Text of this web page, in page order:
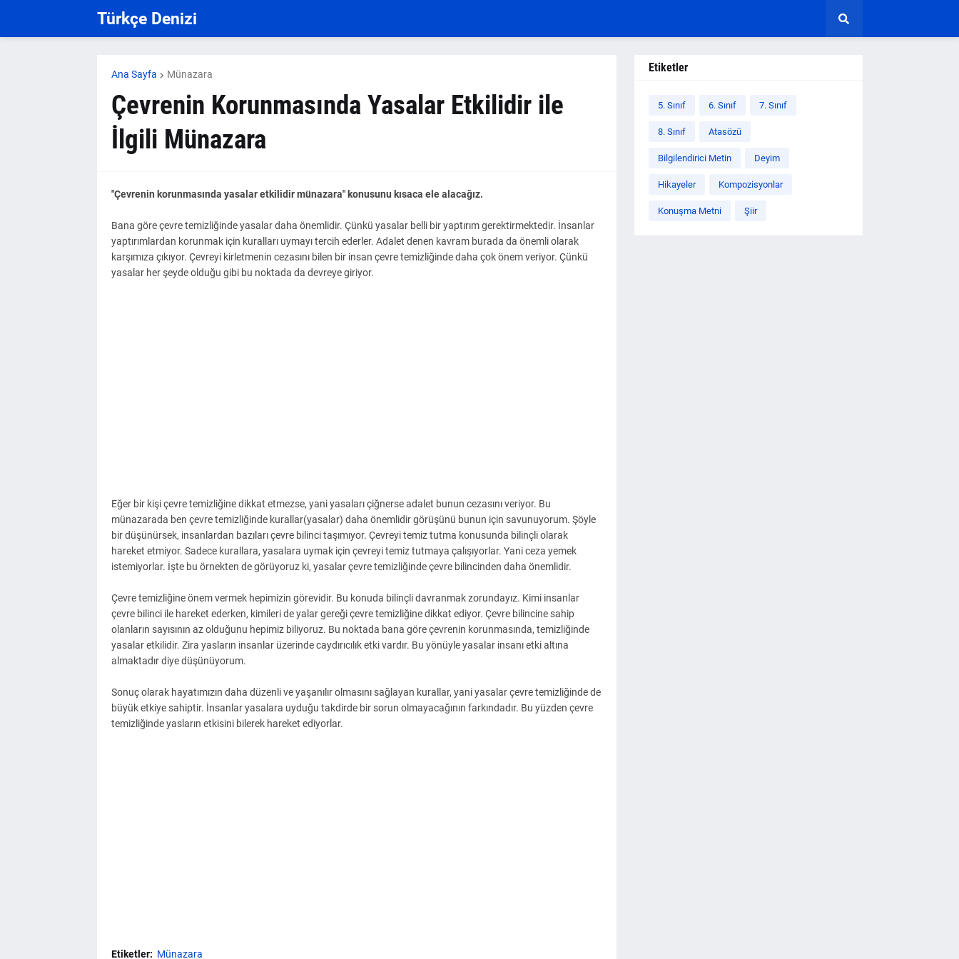
Türkçe Denizi
Ana Sayfa Münazara
Çevrenin Korunmasında Yasalar Etkilidir ile
İlgili Münazara
"Çevrenin korunmasında yasalar etkilidir münazara" konusunu kısaca ele alacağız.
Bana göre çevre temizliğinde yasalar daha önemlidir. Çünkü yasalar belli bir yaptırım gerektirmektedir. İnsanlar
yaptırımlardan korunmak için kuralları uymayı tercih ederler. Adalet denen kavram burada da önemli olarak
karşımıza çıkıyor. Çevreyi kirletmenin cezasını bilen bir insan çevre temizliğinde daha çok önem veriyor. Çünkü
yasalar her şeyde olduğu gibi bu noktada da devreye giriyor.
Eğer bir kişi çevre temizliğine dikkat etmezse, yani yasaları çiğnerse adalet bunun cezasını veriyor. Bu
münazarada ben çevre temizliğinde kurallar(yasalar) daha önemlidir görüşünü bunun için savunuyorum. Şöyle
bir düşünürsek, insanlardan bazıları çevre bilinci taşımıyor. Çevreyi temiz tutma konusunda bilinçli olarak
hareket etmiyor. Sadece kurallara, yasalara uymak için çevreyi temiz tutmaya çalışıyorlar. Yani ceza yemek
istemiyorlar. İşte bu örnekten de görüyoruz ki, yasalar çevre temizliğinde çevre bilincinden daha önemlidir.
Çevre temizliğine önem vermek hepimizin görevidir. Bu konuda bilinçli davranmak zorundayız. Kimi insanlar
çevre bilinci ile hareket ederken, kimileri de yalar gereği çevre temizliğine dikkat ediyor. Çevre bilincine sahip
olanların sayısının az olduğunu hepimiz biliyoruz. Bu noktada bana göre çevrenin korunmasında, temizliğinde
yasalar etkilidir. Zira yasların insanlar üzerinde caydırıcılık etki vardır. Bu yönüyle yasalar insanı etki altına
almaktadır diye düşünüyorum.
Sonuç olarak hayatımızın daha düzenli ve yaşanılır olmasını sağlayan kurallar, yani yasalar çevre temizliğinde de
büyük etkiye sahiptir. İnsanlar yasalara uyduğu takdirde bir sorun olmayacağının farkındadır. Bu yüzden çevre
temizliğinde yasların etkisini bilerek hareket ediyorlar.
Etiketler: Münazara
Etiketler
5. Sınıf 6. Sınıf 7. Sınıf
8. Sınıf Atasözü
Bilgilendirici Metin Deyim
Hikayeler Kompozisyonlar
Konuşma Metni Şiir